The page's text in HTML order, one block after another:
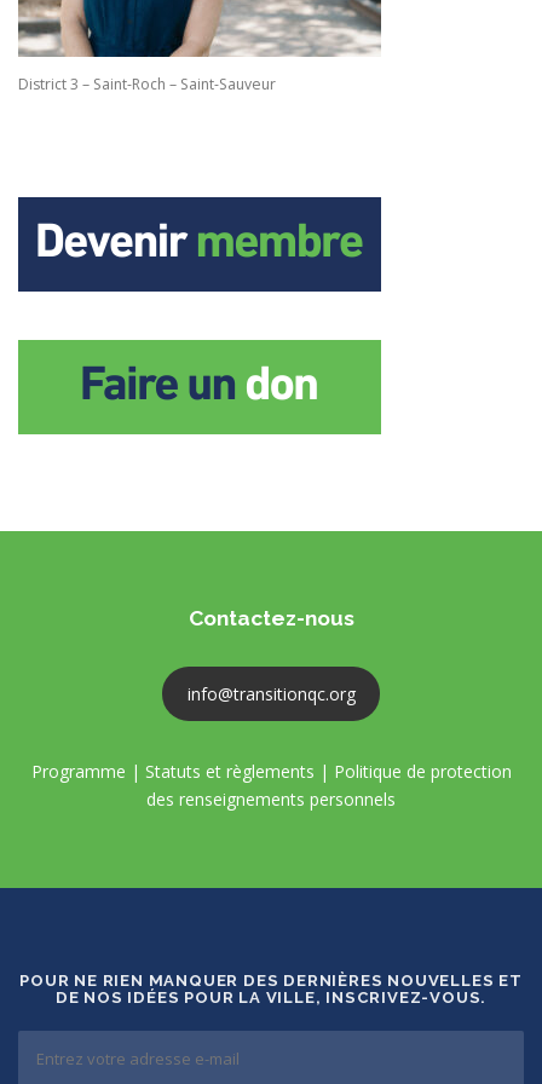
District 3 – Saint-Roch – Saint-Sauveur
Contactez-nous
info@transitionqc.org
Programme | Statuts et règlements | Politique de protection
des renseignements personnels
POUR NE RIEN MANQUER DES DERNIÈRES NOUVELLES ET
DE NOS IDÉES POUR LA VILLE, INSCRIVEZ-VOUS.